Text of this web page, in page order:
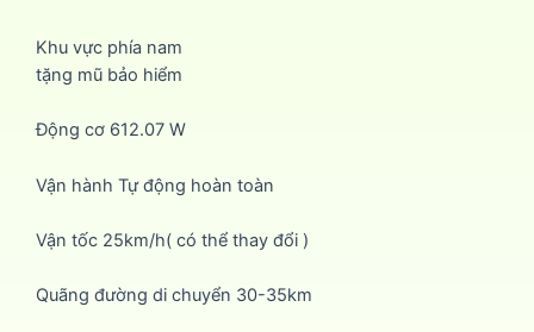
Khu vực phía nam
tặng mũ bảo hiểm
Động cơ 612.07 W
Vận hành Tự động hoàn toàn
Vận tốc 25km/h( có thể thay đổi )
Quãng đường di chuyển 30-35km